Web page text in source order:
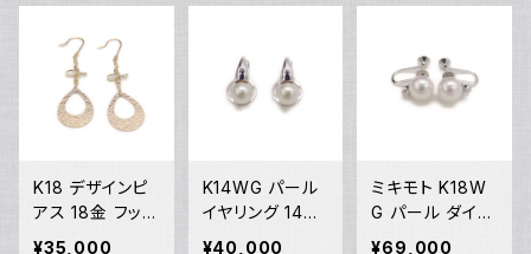
K18 デザインピ
アス 18金 フック
ピアス Y05251
¥35,000
K14WG パール
イヤリング 14金
クリップ式 Y05
¥40,000
ミキモト K18W
G パール ダイヤ
モンド イヤリン
¥69,000